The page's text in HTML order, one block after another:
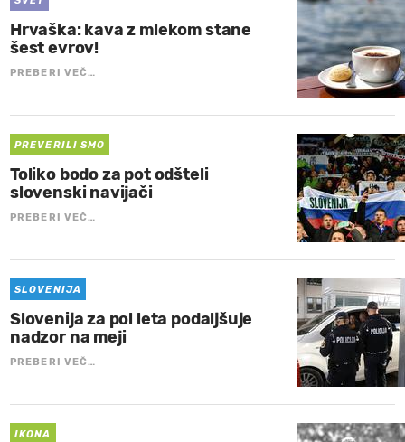
Hrvaška: kava z mlekom stane
šest evrov!
PREBERI VEČ…
PREVERILI SMO
Toliko bodo za pot odšteli
slovenski navijači
PREBERI VEČ…
SLOVENIJA
Slovenija za pol leta podaljšuje
nadzor na meji
PREBERI VEČ…
IKONA